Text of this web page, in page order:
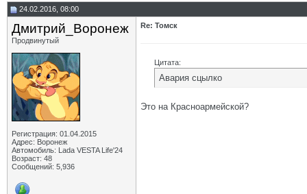
24.02.2016, 08:00
Дмитрий_Воронеж
Продвинутый
Регистрация: 01.04.2015
Адрес: Воронеж
Автомобиль: Lada VESTA Life'24
Возраст: 48
Сообщений: 5,936
Re: Томск
Цитата:
Авария сцылко
Это на Красноармейской?